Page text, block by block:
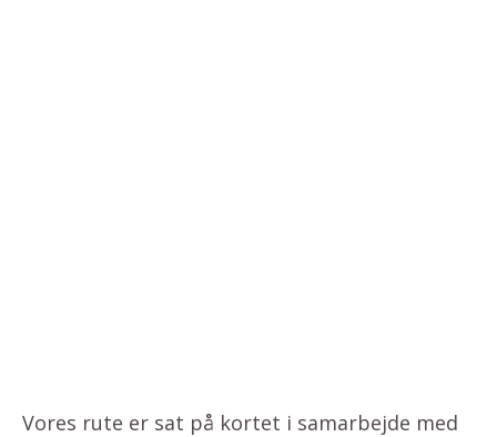
Vores rute er sat på kortet i samarbejde med